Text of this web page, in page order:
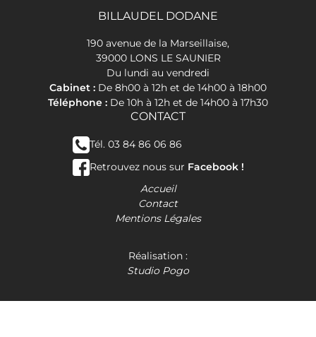
BILLAUDEL DODANE
190 avenue de la Marseillaise,
39000 LONS LE SAUNIER
Du lundi au vendredi
Cabinet : De 8h00 à 12h et de 14h00 à 18h00
Téléphone : De 10h à 12h et de 14h00 à 17h30
CONTACT
Tél. 03 84 86 06 86
Retrouvez nous sur Facebook !
Accueil
Contact
Mentions Légales
Réalisation :
Studio Pogo